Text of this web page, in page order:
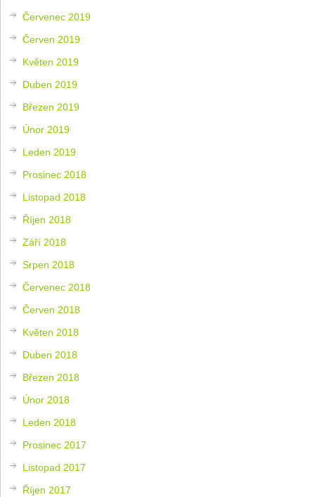
Červenec 2019
Červen 2019
Květen 2019
Duben 2019
Březen 2019
Únor 2019
Leden 2019
Prosinec 2018
Listopad 2018
Říjen 2018
Září 2018
Srpen 2018
Červenec 2018
Červen 2018
Květen 2018
Duben 2018
Březen 2018
Únor 2018
Leden 2018
Prosinec 2017
Listopad 2017
Říjen 2017